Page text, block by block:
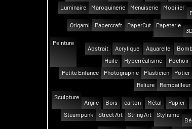
Luminaire Maroquinerie Menuiserie
Mobilier
Origami Papercraft PaperCut
Papeterie
3D
Peinture
Abstrait
Acrylique Aquarelle
Huile
Hyperréalisme Pochoir
Petite Enfance
Photographie Plasticien Potier
Reliure
Rempailleur
Sculpture
Argile
Bois carton Métal Papier
Steampunk Street Art String Art
Stylisme